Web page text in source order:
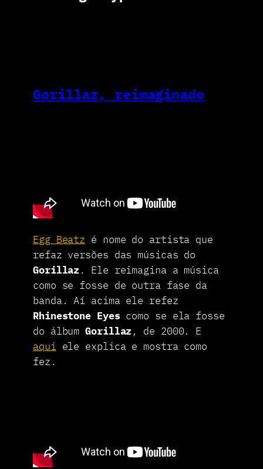
Gorillaz, reimaginado
Egg Beatz é nome do artista que
refaz versões das músicas do
Gorillaz . Ele reimagina a música
como se fosse de outra fase da
banda. Aí acima ele refez
Rhinestone Eyes como se ela fosse
do álbumGorillaz , de 2000. E
aquiele explica e mostra como
fez.